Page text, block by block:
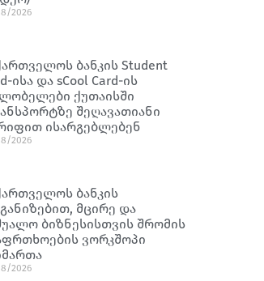
2026
ბანკის Student
ისა და sCool Card-ის
ქუთაისში
შეღავათიანი
ისარგებლებენ
2026
ბანკის
მცირე და
ბიზნესისთვის შრომის
ვორკშოპი
2026